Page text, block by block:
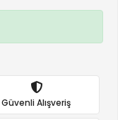
Güvenli Alışveriş